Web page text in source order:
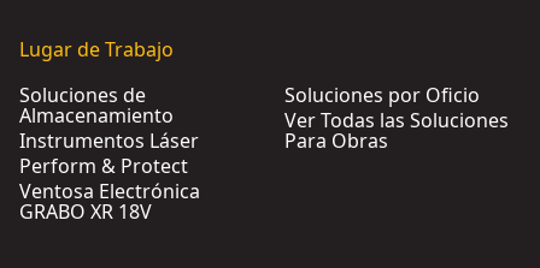
Lugar de Trabajo
Soluciones de
Almacenamiento
Instrumentos Láser
Perform & Protect
Ventosa Electrónica
GRABO XR 18V
Soluciones por Oficio
Ver Todas las Soluciones
Para Obras